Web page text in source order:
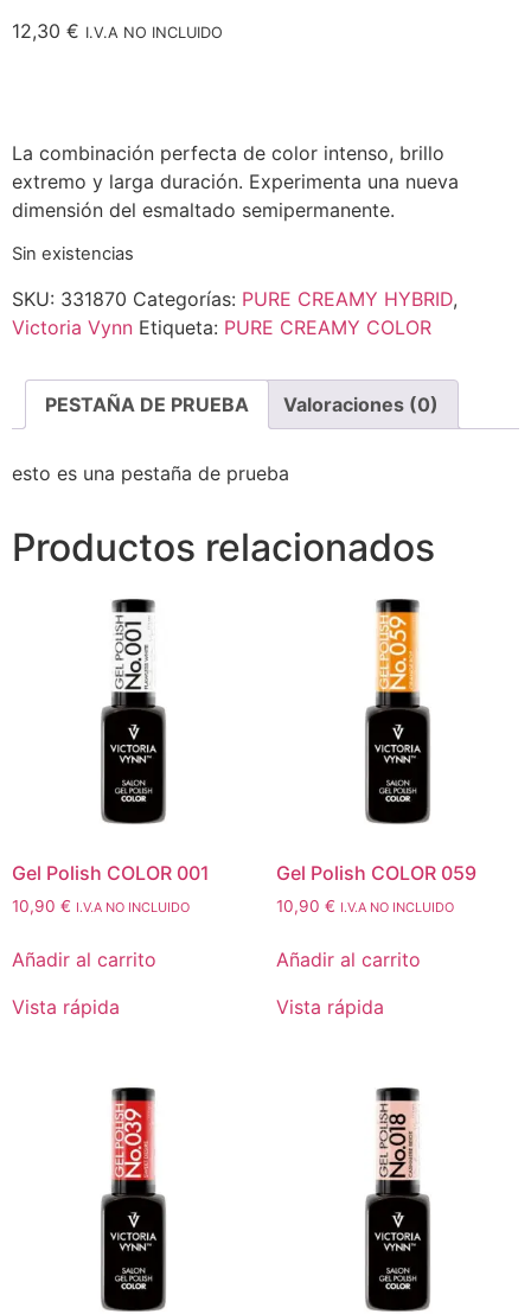
12,30 € I.V.A NO INCLUIDO
La combinación perfecta de color intenso, brillo
extremo y larga duración. Experimenta una nueva
dimensión del esmaltado semipermanente.
Sin existencias
SKU: 331870 Categorías: PURE CREAMY HYBRID,
Victoria Vynn Etiqueta: PURE CREAMY COLOR
PESTAÑA DE PRUEBA Valoraciones (0)
esto es una pestaña de prueba
Productos relacionados
Gel Polish COLOR 001
10,90 € I.V.A NO INCLUIDO
Añadir al carrito
Vista rápida
Gel Polish COLOR 059
10,90 € I.V.A NO INCLUIDO
Añadir al carrito
Vista rápida